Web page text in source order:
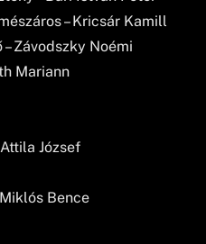
– Kricsár Kamill
Závodszky Noémi
Mariann
József
Bence